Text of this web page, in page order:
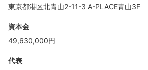
東京都港区北青山2-11-3 A-PLACE青山3F
資本金
49,630,000円
代表